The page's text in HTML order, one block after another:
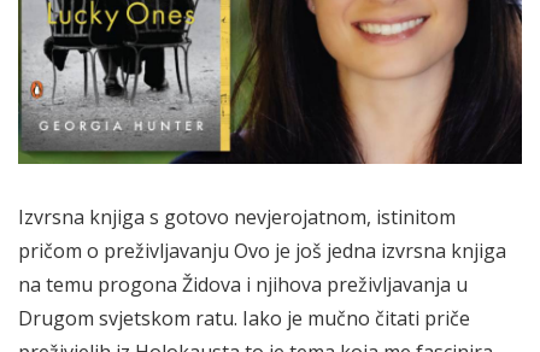
Izvrsna knjiga s gotovo nevjerojatnom, istinitom
pričom o preživljavanju Ovo je još jedna izvrsna knjiga
na temu progona Židova i njihova preživljavanja u
Drugom svjetskom ratu. Iako je mučno čitati priče